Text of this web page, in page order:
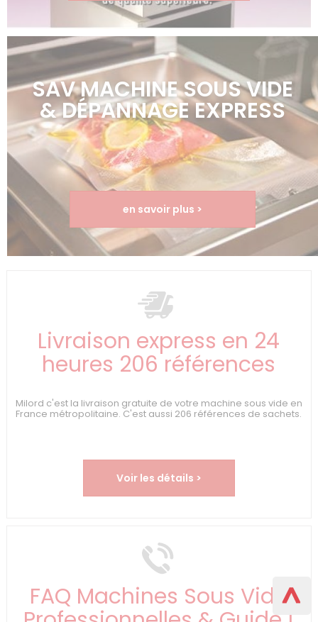
SAV MACHINE SOUS VIDE
& DÉPANNAGE EXPRESS
en savoir plus >
Livraison express en 24
heures 206 références
Milord c'est la livraison gratuite de votre machine sous vide en
France métropolitaine. C'est aussi 206 références de sachets.
Voir les détails >
FAQ Machines Sous Vide